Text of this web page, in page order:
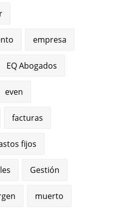
empresa
EQ Abogados
even
facturas
fijos
Gestión
muerto